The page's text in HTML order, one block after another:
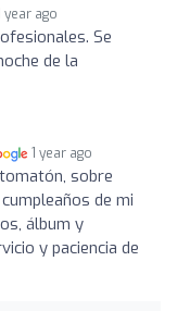
year ago
Se
de la
1 year ago
sobre
de mi
álbum y
y paciencia de